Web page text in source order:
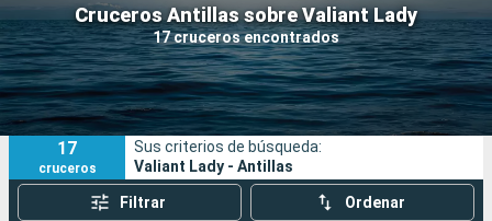
Cruceros Antillas sobre Valiant Lady
17 cruceros encontrados
Nuestros destinos
Fecha de salida
Puertos Compañías
Buscar
17
cruceros
Sus criterios de búsqueda:
Valiant Lady - Antillas
Filtrar Ordenar